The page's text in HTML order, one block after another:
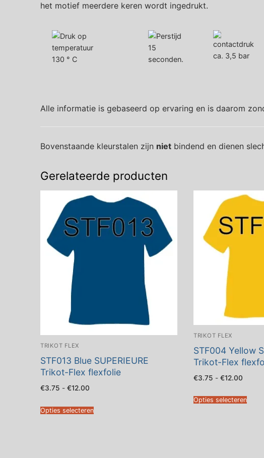
het motief meerdere keren wordt ingedrukt.
130 ° C
15
seconden.
ca. 3,5 bar
Alle informatie is gebaseerd op ervaring en is daarom
Bovenstaande kleurstalen zijn niet bindend en dienen
Gerelateerde producten
TRIKOT FLEX
STF013 Blue SUPERIEURE
Trikot-Flex flexfolie
€3.75 - €12.00
€12.00
Opties selecteren
TRIKOT FLEX
STF004 Yellow
Trikot-Flex
€3.75 - €12.00
€12.00
Opties selecteren